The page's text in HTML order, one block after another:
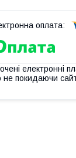
електронні
не покидаючи